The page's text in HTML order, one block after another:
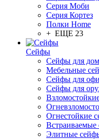
Серия Моби
Серия Кортез
Полки Home
+ ЕЩЕ 23
Сейфы
Сейфы для
Мебельные
Сейфы для
Сейфы для
Огнестойкие
Элитные